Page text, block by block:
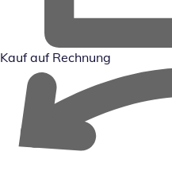
Kauf auf Rechnung